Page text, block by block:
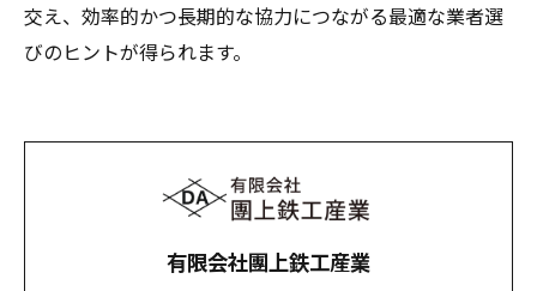
交え、効率的かつ長期的な協力につながる最適な業者選
びのヒントが得られます。
有限会社團上鉄工産業